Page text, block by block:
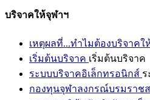
บริจาคให้จุฬาฯ
เหตุผลที่...ทำไมต้องบริจาคใ
เริ่มต้นบริจาค เริ่มต้นบริจาค
ระบบบริจาคอิเล็กทรอนิกส์
กองทุนจุฬาลงกรณ์บรมราช